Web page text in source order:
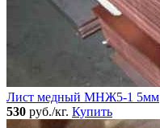
Лист медный МНЖ5-1 5мм
530 руб./кг. Купить